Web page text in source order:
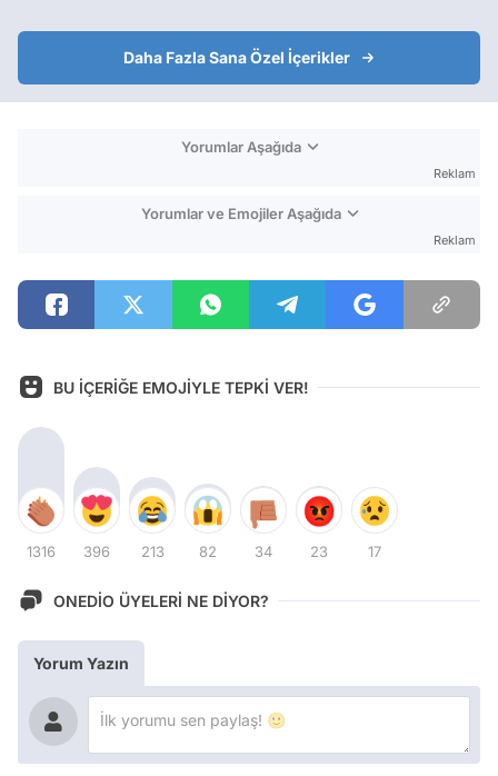
Daha Fazla Sana Özel İçerikler
Yorumlar Aşağıda
Reklam
Yorumlar ve Emojiler Aşağıda
Reklam
BU İÇERİĞE EMOJİYLE TEPKİ VER!
1316 396 213 82 34 23 17
ONEDİO ÜYELERİ NE DİYOR?
Yorum Yazın